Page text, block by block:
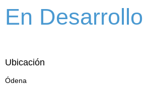
En Desarrollo
Ubicación
Ódena